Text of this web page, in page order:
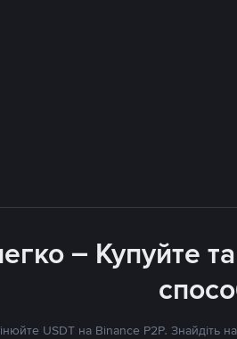
– Купуйте
USDT на Binance P2P. Знайдіть